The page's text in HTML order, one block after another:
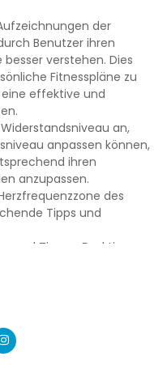
der
Benutzer ihren
verstehen. Dies
Fitnesspläne zu
effektive und
an,
anpassen können,
ihren
anzupassen.
des
Tipps und
und Timer -Funktionen,
festlegen
und die Intensität
können.
und -verlauf für
auf. Mit der Anzeige